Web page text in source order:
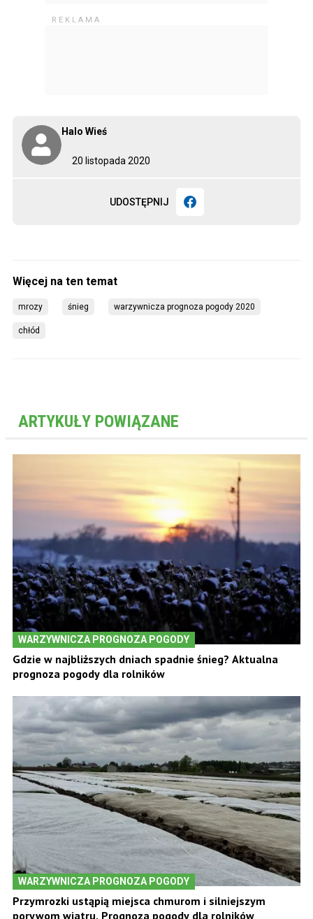
20 listopada 2020
Halo Wieś
UDOSTĘPNIJ
mrozy śnieg warzywnicza prognoza pogody 2020
chłód
ARTYKUŁY POWIĄZANE
WARZYWNICZA PROGNOZA POGODY
Gdzie w najbliższych dniach spadnie śnieg? Aktualna
prognoza pogody dla rolników
WARZYWNICZA PROGNOZA POGODY
Przymrozki ustąpią miejsca chmurom i silniejszym
porywom wiatru. Prognoza pogody dla rolników